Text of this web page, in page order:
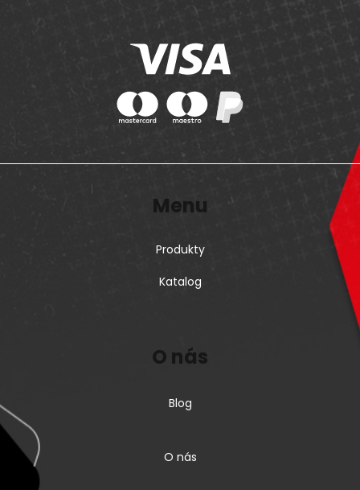
Menu
Produkty
Katalog
O nás
Blog
O nás